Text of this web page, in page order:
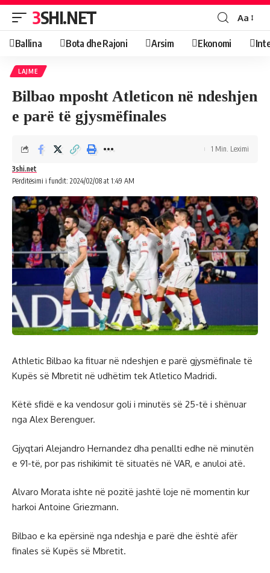
3SHI.NET Aa
Ballina Bota dhe Rajoni Arsim Ekonomi
LAJME
Bilbao mposht Atleticon në ndeshjen
e parë të gjysmëfinales
Përditësimi i fundit: 2024/02/08 at 1:49 AM
3shi.net
1 Min. Leximi
Athletic Bilbao ka fituar në ndeshjen e parë gjysmëfinale të
Kupës së Mbretit në udhëtim tek Atletico Madridi.
Këtë sfidë e ka vendosur goli i minutës së 25-të i shënuar
nga Alex Berenguer.
Gjyqtari Alejandro Hernandez dha penallti edhe në minutën
e 91-të, por pas rishikimit të situatës në VAR, e anuloi atë.
Alvaro Morata ishte në pozitë jashtë loje në momentin kur
harkoi Antoine Griezmann.
Bilbao e ka epërsinë nga ndeshja e parë dhe është afër
finales së Kupës së Mbretit.